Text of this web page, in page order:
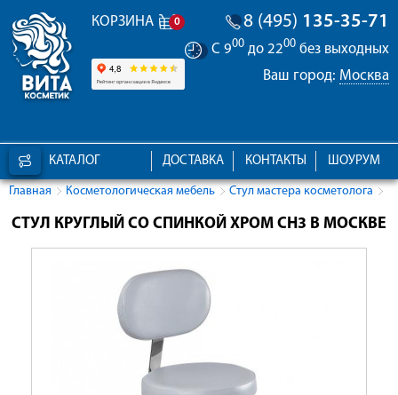
КОРЗИНА 0 8 (495) 135-35-71
С 900 до 2200 без выходных
Ваш город: Москва
КАТАЛОГ ШОУРУМ
КОНТАКТЫ
ДОСТАВКА
Главная Косметологическая мебель Стул мастера косметолога
СТУЛ КРУГЛЫЙ СО СПИНКОЙ ХРОМ CH3 В МОСКВЕ